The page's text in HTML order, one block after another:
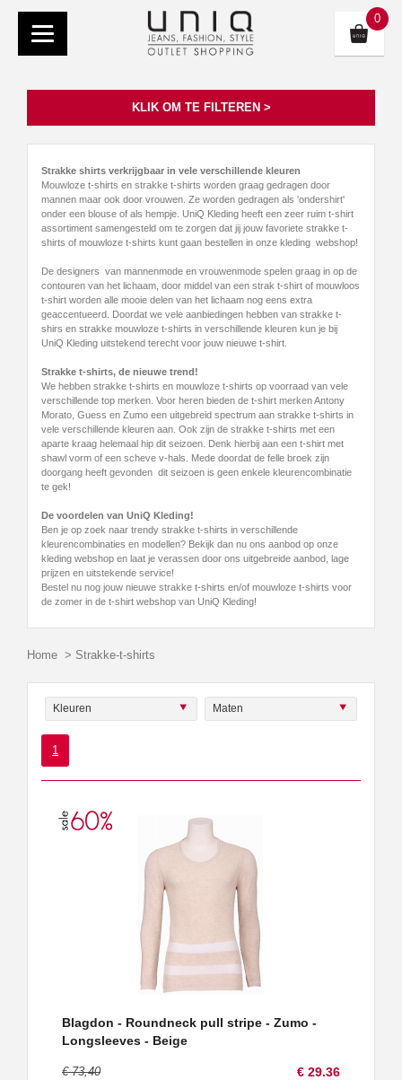
0
KLIK OM TE FILTEREN >
Strakke shirts verkrijgbaar in vele verschillende kleuren
Mouwloze t-shirts en strakke t-shirts worden graag gedragen door
mannen maar ook door vrouwen. Ze worden gedragen als 'ondershirt'
onder een blouse of als hempje. UniQ Kleding heeft een zeer ruim t-shirt
assortiment samengesteld om te zorgen dat jij jouw favoriete strakke t-
shirts of mouwloze t-shirts kunt gaan bestellen in onze kleding webshop!
De designers van mannenmode en vrouwenmode spelen graag in op de
contouren van het lichaam, door middel van een strak t-shirt of mouwloos
t-shirt worden alle mooie delen van het lichaam nog eens extra
geaccentueerd. Doordat we vele aanbiedingen hebben van strakke t-
shirs en strakke mouwloze t-shirts in verschillende kleuren kun je bij
UniQ Kleding uitstekend terecht voor jouw nieuwe t-shirt.
Strakke t-shirts, de nieuwe trend!
We hebben strakke t-shirts en mouwloze t-shirts op voorraad van vele
verschillende top merken. Voor heren bieden de t-shirt merken Antony
Morato, Guess en Zumo een uitgebreid spectrum aan strakke t-shirts in
vele verschillende kleuren aan. Ook zijn de strakke t-shirts met een
aparte kraag helemaal hip dit seizoen. Denk hierbij aan een t-shirt met
shawl vorm of een scheve v-hals. Mede doordat de felle broek zijn
doorgang heeft gevonden dit seizoen is geen enkele kleurencombinatie
te gek!
De voordelen van UniQ Kleding!
Ben je op zoek naar trendy strakke t-shirts in verschillende
kleurencombinaties en modellen? Bekijk dan nu ons aanbod op onze
kleding webshop en laat je verassen door ons uitgebreide aanbod, lage
prijzen en uitstekende service!
Bestel nu nog jouw nieuwe strakke t-shirts en/of mouwloze t-shirts voor
de zomer in de t-shirt webshop van UniQ Kleding!
Home > Strakke-t-shirts
Kleuren Maten
1
Blagdon - Roundneck pull stripe - Zumo -
Longsleeves - Beige
€ 73,40 € 29.36